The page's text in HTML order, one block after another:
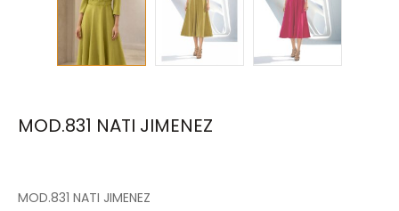
MOD.831 NATI JIMENEZ
MOD.831 NATI JIMENEZ